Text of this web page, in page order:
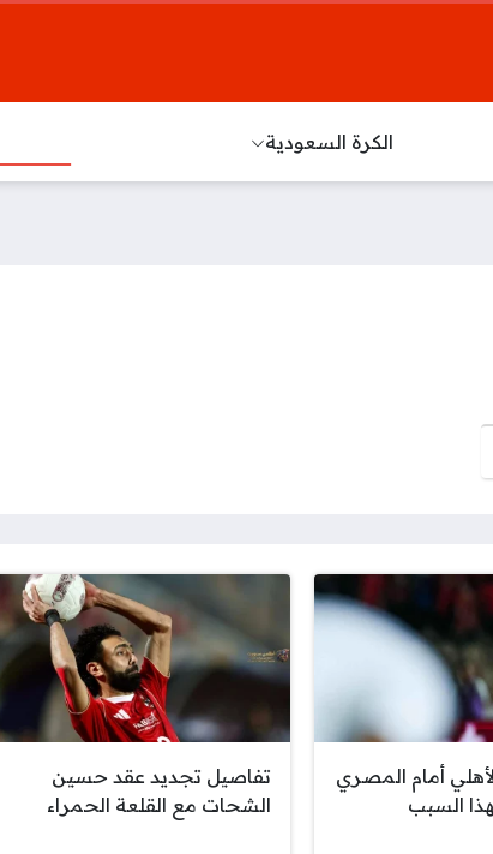
الكرة السعودية
أمام المصري
السبب
تفاصيل تجديد عقد حسين
الشحات مع القلعة الحمراء